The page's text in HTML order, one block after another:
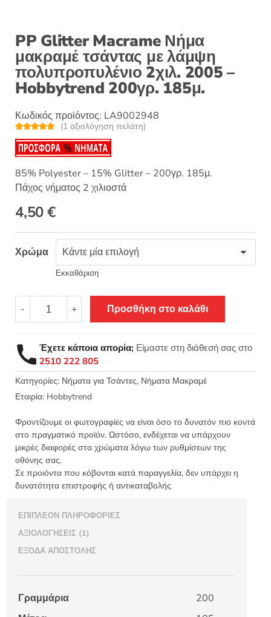
PP Glitter Macrame Νήμα
μακραμέ τσάντας με λάμψη
πολυπροπυλένιο 2χιλ. 2005 –
Hobbytrend 200γρ. 185μ.
Κωδικός προϊόντος: LA9002948
Βαθμολογή
θηκε με5.00
από 5 με
βάση
1
πελάτη
(1 αξιολόγηση πελάτη)
85% Polyester – 15% Glitter – 200γρ. 185μ.
Πάχος νήματος 2 χιλιοστά
4,50€
Χρώμα
Εκκαθάριση
-
Glitter
Νήμα
μακραμέ
τσάντας
με
λάμψη
2χιλ.
2005
-
Hobbytrend
200γρ.
185μ.
+ Προσθήκη στο καλάθι
Έχετε κάποια απορία; Είμαστε στη διάθεσή σας στο
2510 222 805
Κατηγορίες: Νήματα για Τσάντες, Νήματα Μακραμέ
Εταιρία: Hobbytrend
Φροντίζουμε οι φωτογραφίες να είναι όσο το δυνατόν πιο κοντά
στο πραγματικό προϊόν. Ωστόσο, ενδέχεται να υπάρχουν
μικρές διαφορές στα χρώματα λόγω των ρυθμίσεων της
οθόνης σας.
Σε προιόντα που κόβονται κατά παραγγελία, δεν υπάρχει η
δυνατότητα επιστροφής ή αντικαταβολής
ΕΠΙΠΛΈΟΝ ΠΛΗΡΟΦΟΡΊΕΣ
ΑΞΙΟΛΟΓΉΣΕΙΣ (1)
ΈΞΟΔΑ ΑΠΟΣΤΟΛΉΣ
Γραμμάρια
200